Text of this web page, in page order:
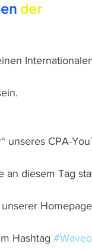
der
unseres CPA-
an diesem Tag
Homepage
Hashtag